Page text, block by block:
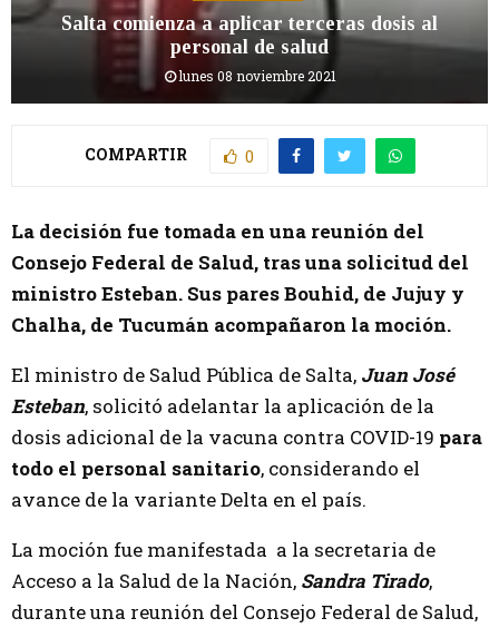
Salta comienza a aplicar terceras dosis al
personal de salud
lunes 08 noviembre 2021
COMPARTIR 0
La decisión fue tomada en una reunión del
Consejo Federal de Salud, tras una solicitud del
ministro Esteban. Sus pares Bouhid, de Jujuy y
Chalha, de Tucumán acompañaron la moción.
El ministro de Salud Pública de Salta, Juan José
Esteban, solicitó adelantar la aplicación de la
dosis adicional de la vacuna contra COVID-19 para
todo el personal sanitario, considerando el
avance de la variante Delta en el país.
La moción fue manifestada a la secretaria de
Acceso a la Salud de la Nación, Sandra Tirado,
durante una reunión del Consejo Federal de Salud,